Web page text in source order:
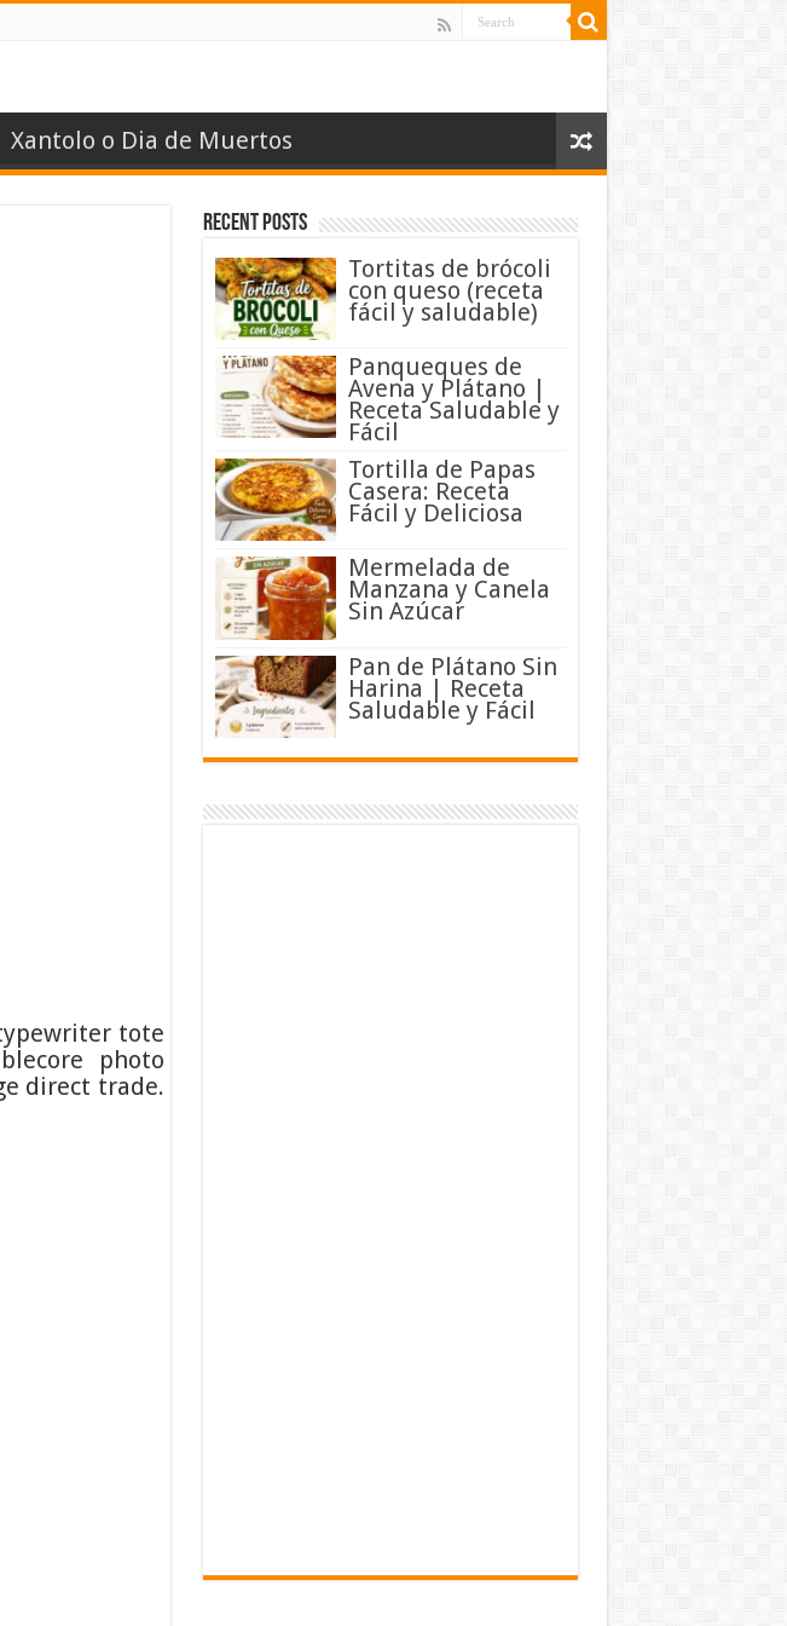
Xantolo o Dia de Muertos
tote
photo
direct trade.
Recent Posts
Tortitas de brócoli
con queso (receta
fácil y saludable)
Panqueques de
Avena y Plátano |
Receta Saludable y
Fácil
Tortilla de Papas
Casera: Receta
Fácil y Deliciosa
Mermelada de
Manzana y Canela
Sin Azúcar
Pan de Plátano Sin
Harina | Receta
Saludable y Fácil